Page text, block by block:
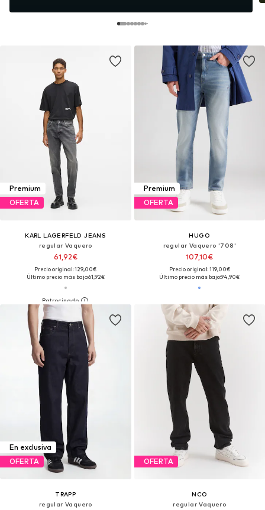
Premium
OFERTA
KARL LAGERFELD JEANS
regular Vaquero
61,92€
Precio original: 129,00€
Último precio más bajo:61,92€
Premium
OFERTA
HUGO
regular Vaquero '708'
107,10€
Precio original: 119,00€
Último precio más bajo:94,90€
En exclusiva
OFERTA
TRAPP
regular Vaquero
OFERTA
NCO
regular Vaquero